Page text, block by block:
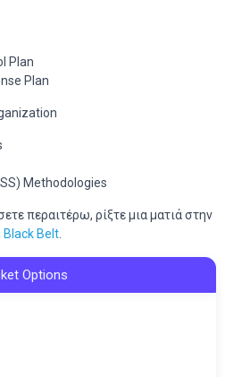
Plan
Plan
Methodologies
περαιτέρω, ρίξτε μια ματιά στην
Black Belt
Options